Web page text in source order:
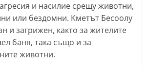
и насилие срещу животни,
или бездомни. Кметът Бесоолу
и загрижен, както за жителите
баня, така също и за
животни.